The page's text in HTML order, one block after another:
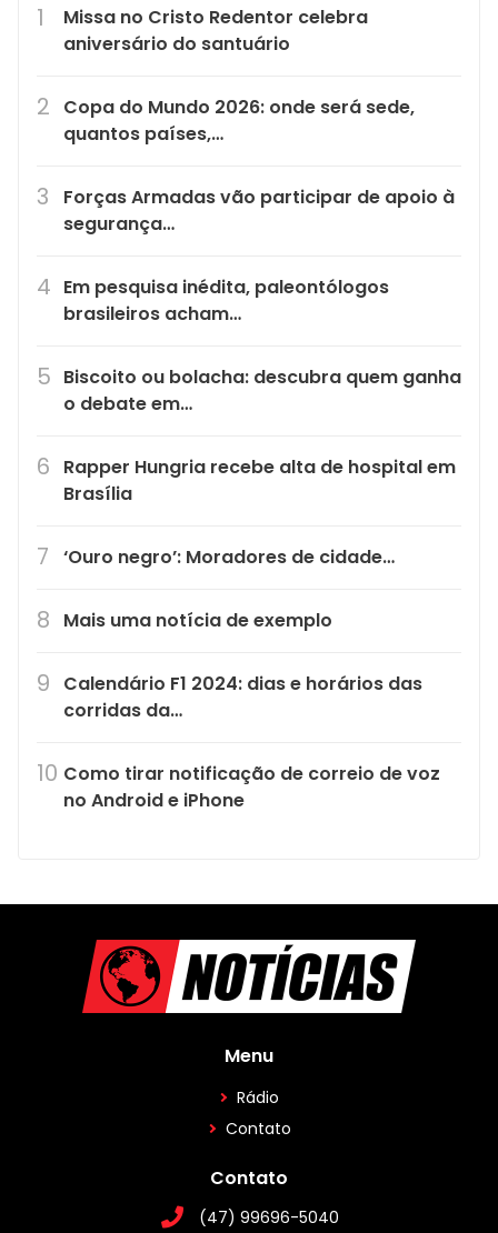
Missa no Cristo Redentor celebra
aniversário do santuário
Copa do Mundo 2026: onde será sede,
quantos países,…
Forças Armadas vão participar de apoio à
segurança…
Em pesquisa inédita, paleontólogos
brasileiros acham…
Biscoito ou bolacha: descubra quem ganha
o debate em…
Rapper Hungria recebe alta de hospital em
Brasília
‘Ouro negro’: Moradores de cidade…
Mais uma notícia de exemplo
Calendário F1 2024: dias e horários das
corridas da…
Como tirar notificação de correio de voz
no Android e iPhone
Menu
Rádio
Contato
Contato
(47) 99696-5040